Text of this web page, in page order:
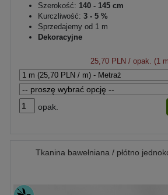
Szerokość: 140 - 145 cm
Kurczliwość: 3 - 5 %
Sprzedajemy od 1 m
Dekoracyjne
25,70 PLN/ opak. (1
opak.
Tkanina bawełniana / płótno